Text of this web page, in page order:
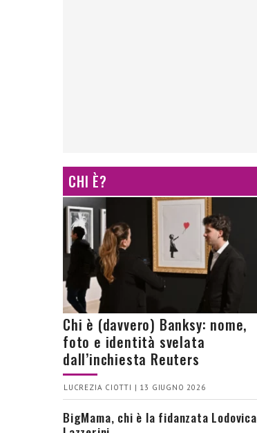
CHI È?
Chi è (davvero) Banksy: nome,
foto e identità svelata
dall’inchiesta Reuters
LUCREZIA CIOTTI | 13 GIUGNO 2026
BigMama, chi è la fidanzata Lodovica